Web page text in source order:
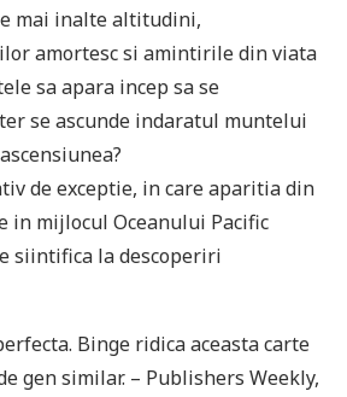
mai inalte altitudini,
amortesc si amintirile din viata
sa apara incep sa se
se ascunde indaratul muntelui
de exceptie, in care aparitia din
in mijlocul Oceanului Pacific
siintifica la descoperiri
Binge ridica aceasta carte
gen similar. – Publishers Weekly,